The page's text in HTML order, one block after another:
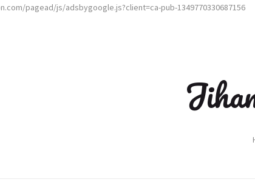
pagead/js/adsbygoogle.js?client=ca-pub-1349770330687156